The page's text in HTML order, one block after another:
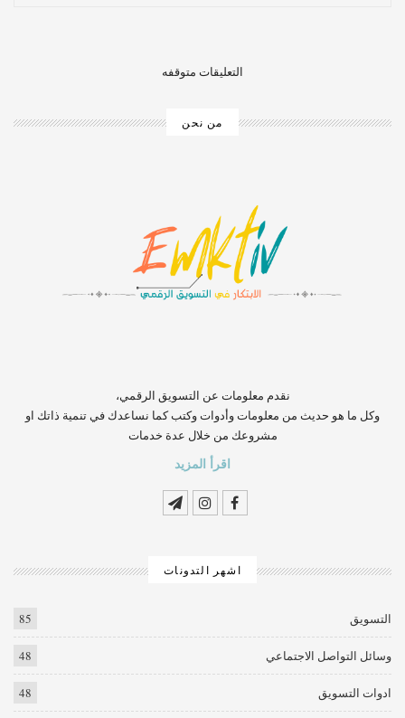
التعليقات متوقفه
من نحن
‏‏‏‏‏‏‏‏‏‏‏‏‏‏‏‏‏‏‏‏‏‏‏‏‏‏‏‏‏‏‏نقدم معلومات عن التسويق الرقمي،
وكل ما هو حديث من معلومات وأدوات وكتب كما نساعدك في تنمية ذاتك او
مشروعك من خلال عدة خدمات
اقرأ المزيد
اشهر التدونات
التسويق 85
وسائل التواصل الاجتماعي 48
ادوات التسويق 48